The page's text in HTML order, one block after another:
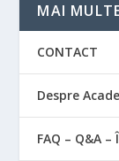
MAI
CONTACT
Despre
FAQ – Q&A